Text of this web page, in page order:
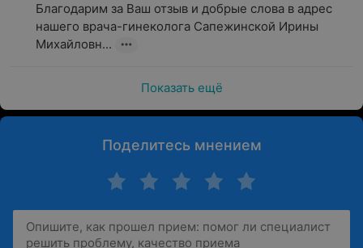
Благодарим за Ваш отзыв и добрые слова в адрес
нашего врача-гинеколога Сапежинской Ирины
Михайловн...
Показать ещё
Поделитесь мнением